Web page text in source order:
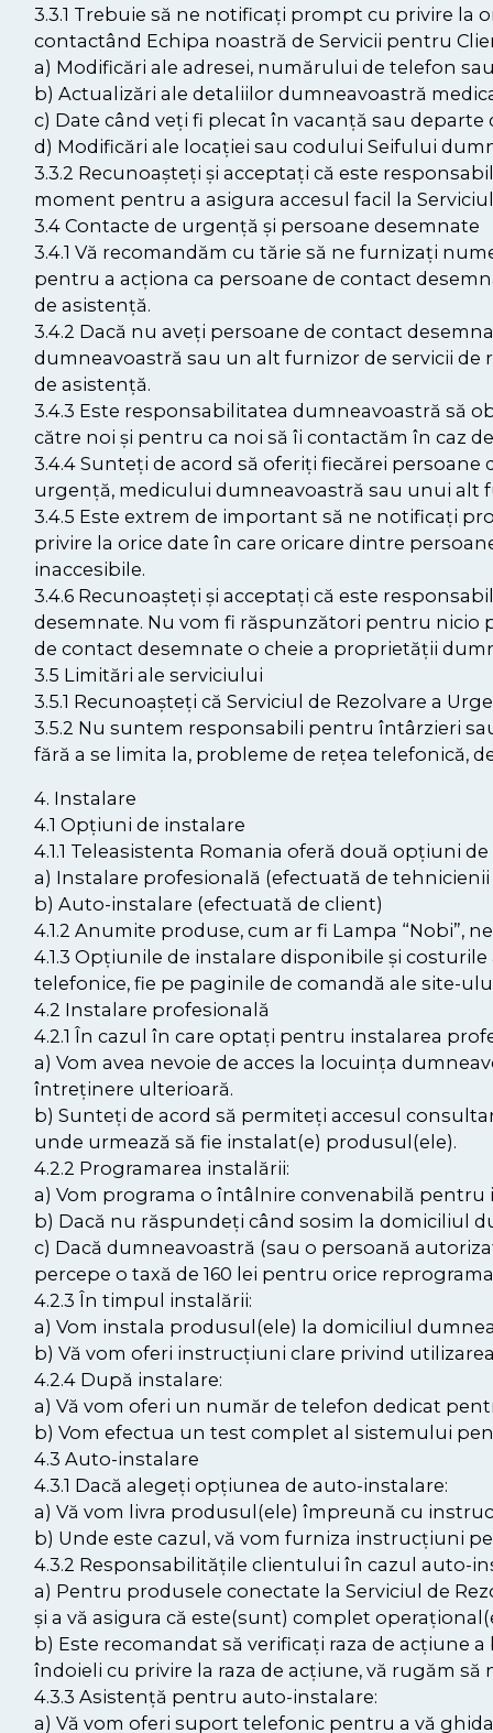
3.3.1 Trebuie să ne notificați prompt cu privire la
contactând Echipa noastră de Servicii pentru
a) Modificări ale adresei, numărului de telefon
b) Actualizări ale detaliilor dumneavoastră
c) Date când veți fi plecat în vacanță sau
d) Modificări ale locației sau codului Seifului
3.3.2 Recunoașteți și acceptați că este
moment pentru a asigura accesul facil la
3.4 Contacte de urgență și persoane desemnate
3.4.1 Vă recomandăm cu tărie să ne furnizați
pentru a acționa ca persoane de contact
de asistență.
3.4.2 Dacă nu aveți persoane de contact
dumneavoastră sau un alt furnizor de servicii
de asistență.
3.4.3 Este responsabilitatea dumneavoastră să
către noi și pentru ca noi să îi contactăm în caz
3.4.4 Sunteți de acord să oferiți fiecărei
urgență, medicului dumneavoastră sau unui alt
3.4.5 Este extrem de important să ne notificați
privire la orice date în care oricare dintre
inaccesibile.
3.4.6 Recunoașteți și acceptați că este
desemnate. Nu vom fi răspunzători pentru
de contact desemnate o cheie a proprietății
3.5 Limitări ale serviciului
3.5.1 Recunoașteți că Serviciul de Rezolvare a
3.5.2 Nu suntem responsabili pentru întârzieri
fără a se limita la, probleme de rețea telefonică,
4. Instalare
4.1 Opțiuni de instalare
4.1.1 Teleasistenta Romania oferă două opțiuni
a) Instalare profesională (efectuată de
b) Auto-instalare (efectuată de client)
4.1.2 Anumite produse, cum ar fi Lampa “Nobi”,
4.1.3 Opțiunile de instalare disponibile și
telefonice, fie pe paginile de comandă ale site-
4.2 Instalare profesională
4.2.1 În cazul în care optați pentru instalarea
a) Vom avea nevoie de acces la locuința
întreținere ulterioară.
b) Sunteți de acord să permiteți accesul
unde urmează să fie instalat(e) produsul(ele).
4.2.2 Programarea instalării:
a) Vom programa o întâlnire convenabilă pentru
b) Dacă nu răspundeți când sosim la domiciliul
c) Dacă dumneavoastră (sau o persoană
percepe o taxă de 160 lei pentru orice
4.2.3 În timpul instalării:
a) Vom instala produsul(ele) la domiciliul
b) Vă vom oferi instrucțiuni clare privind
4.2.4 După instalare:
a) Vă vom oferi un număr de telefon dedicat
b) Vom efectua un test complet al sistemului
4.3 Auto-instalare
4.3.1 Dacă alegeți opțiunea de auto-instalare:
a) Vă vom livra produsul(ele) împreună cu
b) Unde este cazul, vă vom furniza instrucțiuni
4.3.2 Responsabilitățile clientului în cazul auto-
a) Pentru produsele conectate la Serviciul de
și a vă asigura că este(sunt) complet
b) Este recomandat să verificați raza de acțiune
îndoieli cu privire la raza de acțiune, vă rugăm
4.3.3 Asistență pentru auto-instalare:
a) Vă vom oferi suport telefonic pentru a vă